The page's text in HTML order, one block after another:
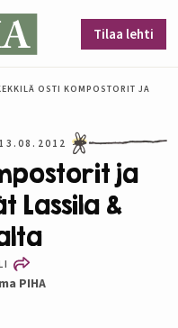
Tilaa lehti
OSTI KOMPOSTORIT JA
13.08.2012
ja
Lassila &
PIHA